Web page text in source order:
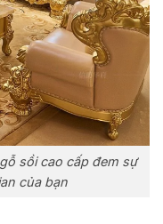
sồi cao cấp đem sự
của bạn